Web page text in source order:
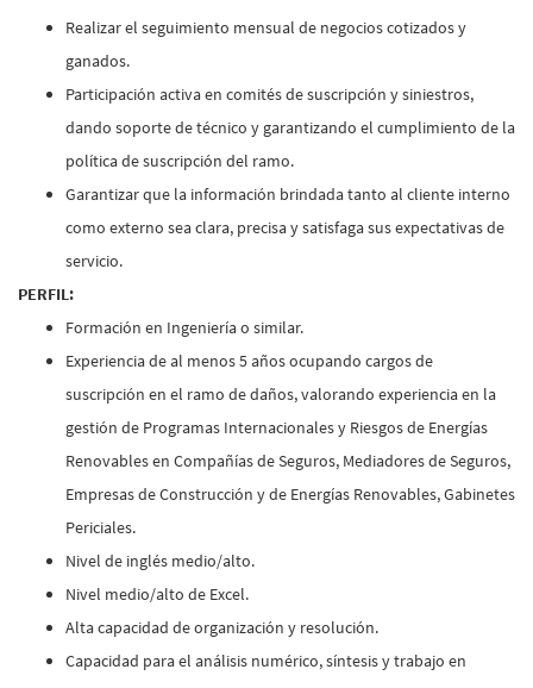
Realizar el seguimiento mensual de negocios cotizados y
ganados.
Participación activa en comités de suscripción y siniestros,
dando soporte de técnico y garantizando el cumplimiento de la
política de suscripción del ramo.
Garantizar que la información brindada tanto al cliente interno
como externo sea clara, precisa y satisfaga sus expectativas de
servicio.
PERFIL:
Formación en Ingeniería o similar.
Experiencia de al menos 5 años ocupando cargos de
suscripción en el ramo de daños, valorando experiencia en la
gestión de Programas Internacionales y Riesgos de Energías
Renovables en Compañías de Seguros, Mediadores de Seguros,
Empresas de Construcción y de Energías Renovables, Gabinetes
Periciales.
Nivel de inglés medio/alto.
Nivel medio/alto de Excel.
Alta capacidad de organización y resolución.
Capacidad para el análisis numérico, síntesis y trabajo en